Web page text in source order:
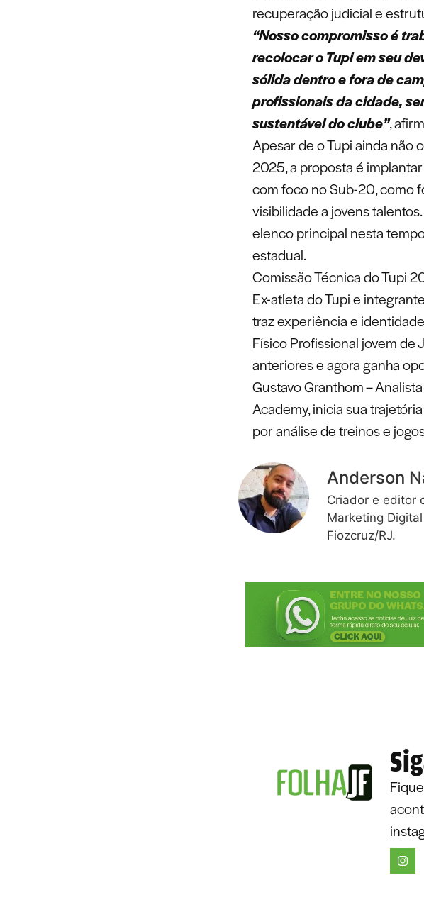
recuperação judicial e
“Nosso compromisso é
recolocar o Tupi em seu
sólida dentro e fora de
profissionais da cidade,
sustentável do clube”,
Apesar de o Tupi ainda não
2025, a proposta é
com foco no Sub-20, como
visibilidade a jovens
elenco principal nesta
estadual.
Comissão Técnica do Tupi
Ex-atleta do Tupi e
traz experiência e
Físico Profissional jovem de
anteriores e agora ganha
Gustavo Granthom –
Academy, inicia sua
por análise de treinos e
Anderson
Criador e editor
Marketing
Fiozcruz/RJ.